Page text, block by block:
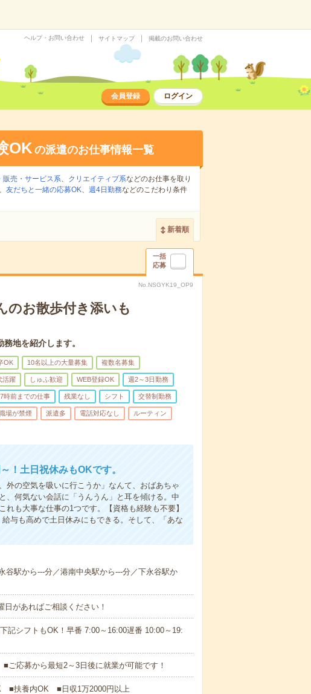
ヘルプ・お問い合わせ サイトマップ 掲載のお問い合わせ
会員登録 ログイン
OKの派遣のお仕事情報一覧
販売・サービス系、 クリエイティブ系などのお仕事を取り
、 友だちと一緒の応募OK、 週4日勤務などのこだわり条件
新着順
一括
応募
No.NSGYK19_OP9
のお散歩付き添いも
地を紹介します。
OK 10名以上の大量募集 複数名募集
活躍 しゅふ歓迎 WEB登録OK 週2～3日勤務
時前までの仕事 残業なし シフト 交替制勤務
場が禁煙 派遣多 電話対応なし ルーティン
土日祝休みもOKです。
外の空気を吸いに行こうか」なんて、おばあちゃ
、何気ない会話に「うんうん」と耳を傾ける。中
も大事な仕事の1つです。【資格も経験も不要】
与も高めで土日休みにもできる。そして、「あな
谷駅から---分／港南中央駅から---分／下永谷駅か
があればご相談ください！
記シフトもOK！早番 7:00～16:00遅番 10:00～19:
ご応募から最短2～3日後に就業が可能です！
■扶養内OK ■日収1万2000円以上